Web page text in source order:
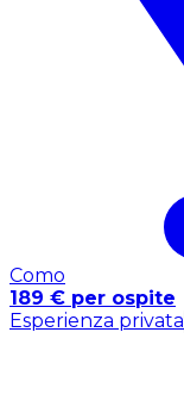
Como
189 € per ospite
Esperienza privata